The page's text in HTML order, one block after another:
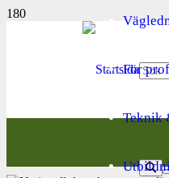
För
Teknik